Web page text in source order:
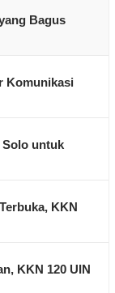
Bagus
Komunikasi
Solo untuk
KKN
KKN 120 UIN